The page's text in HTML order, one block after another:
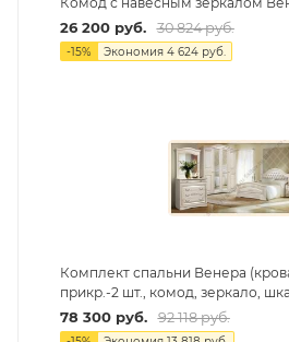
26 200руб. 30 824руб.
-15% Экономия 4 624руб.
Комплект спальни Венера
прикр.-2 шт., комод, зеркало,
78 300руб. 92 118руб.